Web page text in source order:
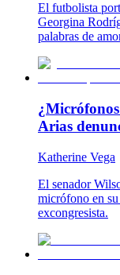
El futbolista
Georgina
palabras de
Arias
Katherine Vega
El senador
micrófono en
excongresista.